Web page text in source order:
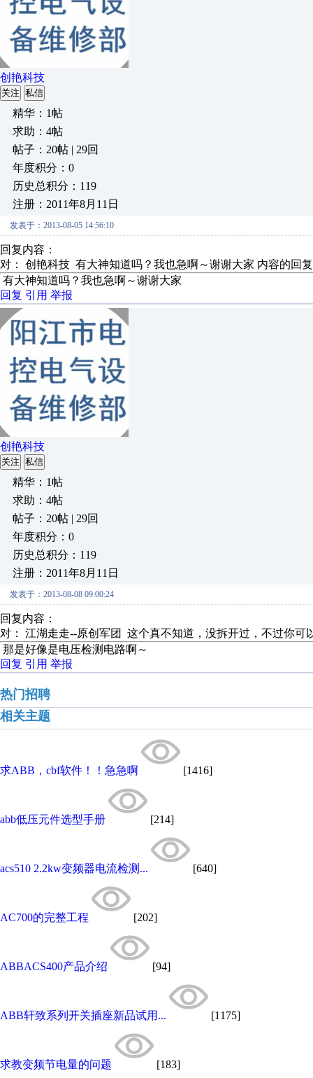
创艳科技
关注 私信
精华：1帖
求助：4帖
帖子：20帖 | 29回
年度积分：0
历史总积分：119
注册：2011年8月11日
发表于：2013-08-05 14:56:10
回复内容：
对： 创艳科技 有大神知道吗？我也急啊～谢谢大家 内容的回
有大神知道吗？我也急啊～谢谢大家
回复 引用 举报
创艳科技
关注 私信
精华：1帖
求助：4帖
帖子：20帖 | 29回
年度积分：0
历史总积分：119
注册：2011年8月11日
发表于：2013-08-08 09:00:24
回复内容：
对： 江湖走走--原创军团
这个真不知道，没拆开过，不过你可
那是好像是电压检测电路啊～
回复 引用 举报
热门招聘
相关主题
求ABB，cbf软件！！急急啊 [1416]
abb低压元件选型手册 [214]
acs510 2.2kw变频器电流检测... [640]
AC700的完整工程 [202]
ABBACS400产品介绍 [94]
ABB轩致系列开关插座新品试用... [1175]
求教变频节电量的问题 [183]